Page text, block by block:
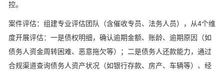
控。
案件评估：组建专业评估团队（含催收专员、法务人员），从4个维
度开展评估：一是债权明细，确认逾期金额、账龄、逾期原因（如
债务人资金周转困难、恶意拖欠等）；二是债务人还款能力，通过
合规渠道查询债务人资产状况（如银行存款、房产、车辆等）、经